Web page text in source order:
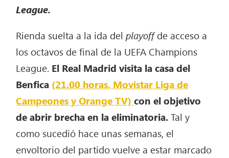
League.
Rienda suelta a la ida delplayoffde acceso a
los octavos de final de la UEFA Champions
League. El Real Madrid visita la casa del
Benfica (21.00 horas, Movistar Liga de
Campeones y Orange TV)con el objetivo
de abrir brecha en la eliminatoria.Tal y
como sucedió hace unas semanas, el
envoltorio del partido vuelve a estar marcado